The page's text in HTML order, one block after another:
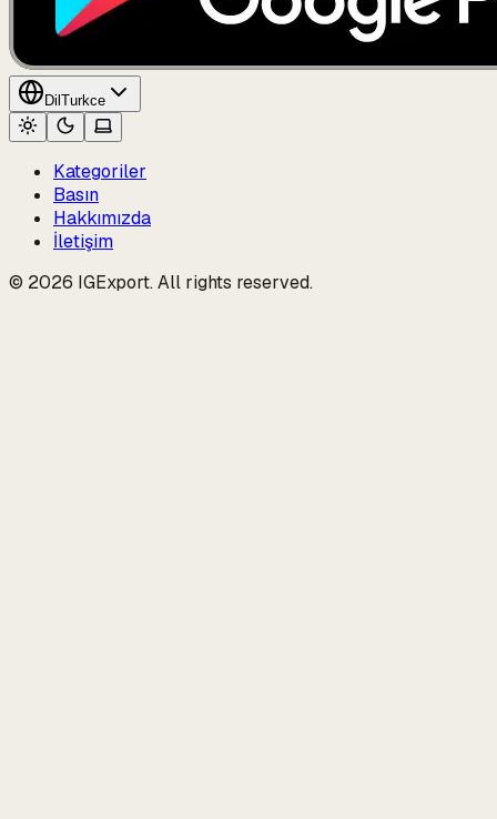
Dil Turkce
Kategoriler
Basın
Hakkımızda
İletişim
© 2026 IGExport. All rights reserved.